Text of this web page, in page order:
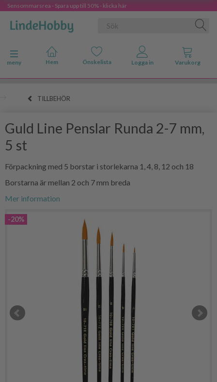
Sensommarsrea - Spara upp till 50% - klicka här
Ändra navigering
meny
TILLBEHÖR
Guld Line Penslar Runda 2-7 mm,
5 st
Förpackning med 5 borstar i storlekarna 1, 4, 8, 12 och 18
Borstarna är mellan 2 och 7 mm breda
Mer information
-20%